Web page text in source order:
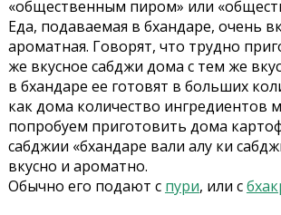
«общественным пиром» или
Еда, подаваемая в бхандаре, очень
ароматная. Говорят, что трудно
же вкусное сабджи дома с тем же
в бхандаре ее готовят в больших
как дома количество ингредиентов
попробуем приготовить дома
сабджии «бхандаре вали алу ки
вкусно и ароматно.
Обычно его подают с пури, или с